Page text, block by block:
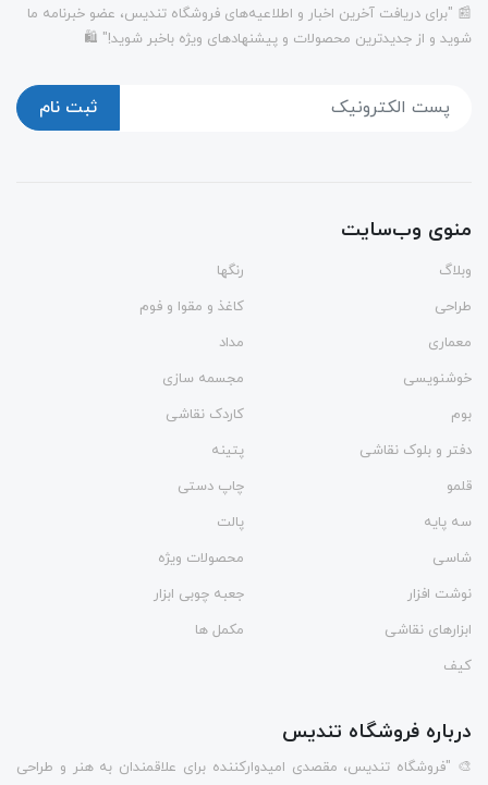
📰 "برای دریافت آخرین اخبار و اطلاعیه‌های فروشگاه تندیس، عضو خبرنامه ما
شوید و از جدیدترین محصولات و پیشنهادهای ویژه باخبر شوید!" 🛍️
ثبت نام
منوی وب‌سایت
وبلاگ
رنگها
طراحی
کاغذ و مقوا و فوم
معماری
مداد
خوشنویسی
مجسمه سازی
بوم
کاردک نقاشی
دفتر و بلوک نقاشی
پتینه
قلمو
چاپ دستی
سه پایه
پالت
شاسی
محصولات ویژه
نوشت افزار
جعبه چوبی ابزار
ابزارهای نقاشی
مکمل ها
کیف
درباره فروشگاه تندیس
🎨 "فروشگاه تندیس، مقصدی امیدوارکننده برای علاقمندان به هنر و طراحی